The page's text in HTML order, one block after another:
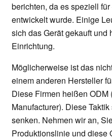
berichten, da es speziell
entwickelt wurde. Einige
sich das Gerät gekauft und
Einrichtung.
Möglicherweise ist das
einem anderen Hersteller
Diese Firmen heißen ODM
Manufacturer). Diese
senken. Nehmen wir an,
Produktionslinie und diese